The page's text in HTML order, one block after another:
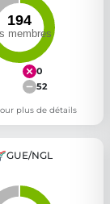
0
52
plus de détails
GUE/NGL